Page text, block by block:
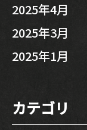
2025年4月
2025年3月
2025年1月
カテゴリ